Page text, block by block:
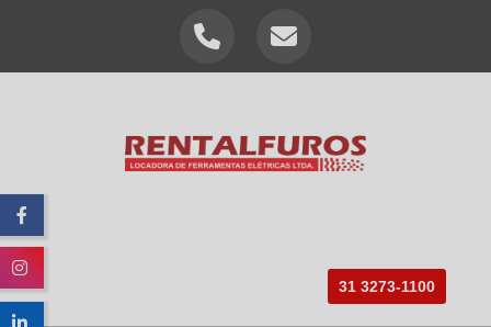
31 3273-1100